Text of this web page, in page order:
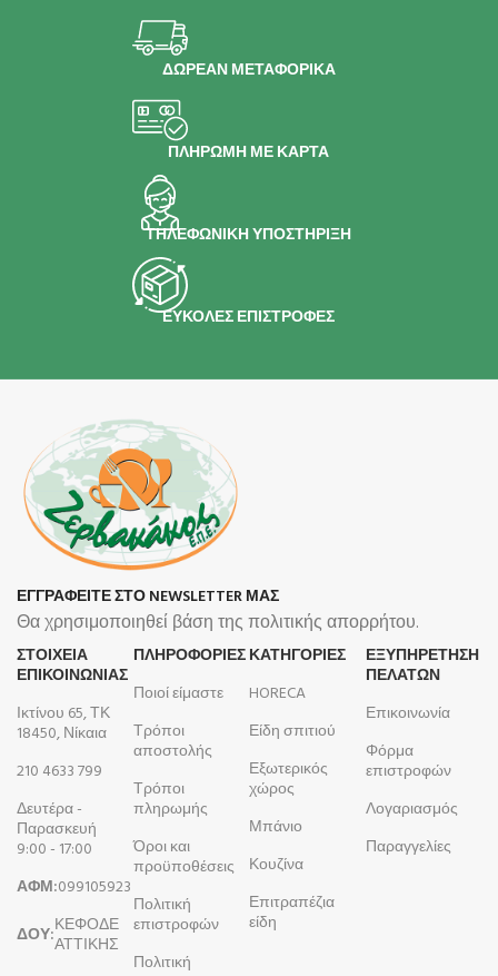
ΔΩΡΕΑΝ ΜΕΤΑΦΟΡΙΚΑ
ΠΛΗΡΩΜΗ ΜΕ ΚΑΡΤΑ
ΤΗΛΕΦΩΝΙΚΗ ΥΠΟΣΤΗΡΙΞΗ
ΕΥΚΟΛΕΣ ΕΠΙΣΤΡΟΦΕΣ
ΕΓΓΡΑΦΕΙΤΕ ΣΤΟ NEWSLETTER ΜΑΣ
Θα χρησιμοποιηθεί βάση της πολιτικής απορρήτου.
ΣΤΟΙΧΕΙΑ
ΕΠΙΚΟΙΝΩΝΙΑΣ
Ικτίνου 65, ΤΚ
18450, Νίκαια
210 4633 799
Δευτέρα -
Παρασκευή
9:00 - 17:00
ΑΦΜ:099105923
ΔΟΥ:ΚΕΦΟΔΕ
ΑΤΤΙΚΗΣ
ΠΛΗΡΟΦΟΡΊΕΣ
Ποιοί είμαστε
Τρόποι
αποστολής
Τρόποι
πληρωμής
Όροι και
προϋποθέσεις
Πολιτική
επιστροφών
Πολιτική
ΚΑΤΗΓΟΡΙΕΣ
HORECA
Είδη σπιτιού
Εξωτερικός
χώρος
Μπάνιο
Κουζίνα
Επιτραπέζια
είδη
ΕΞΥΠΗΡΕΤΗΣΗ
ΠΕΛΑΤΩΝ
Επικοινωνία
Φόρμα
επιστροφών
Λογαριασμός
Παραγγελίες